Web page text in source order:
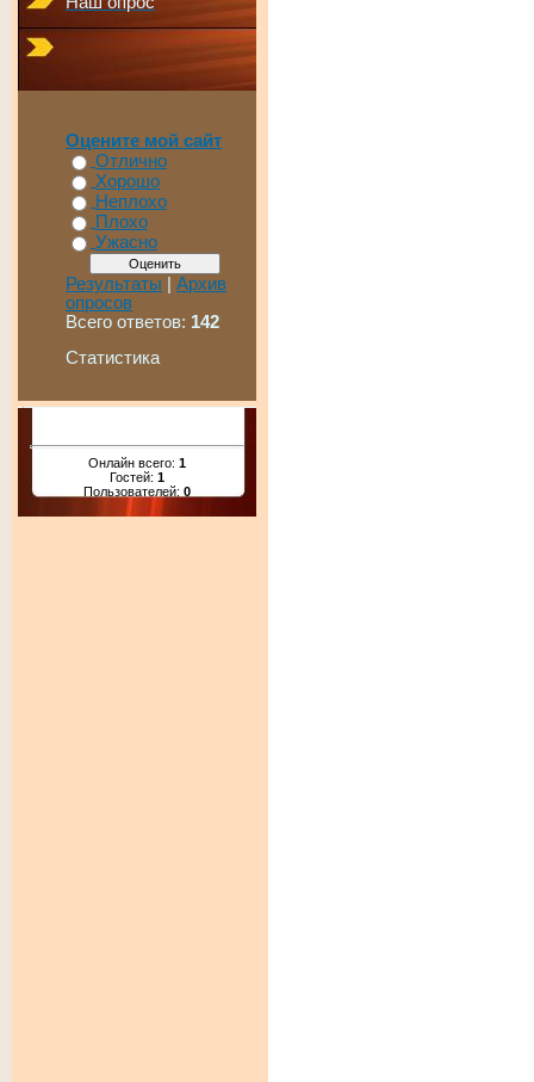
Оцените мой сайт
Отлично
Хорошо
Неплохо
Плохо
Ужасно
Результаты | Архив
опросов
Всего ответов: 142
Статистика
Онлайн всего: 1
Гостей: 1
Пользователей: 0